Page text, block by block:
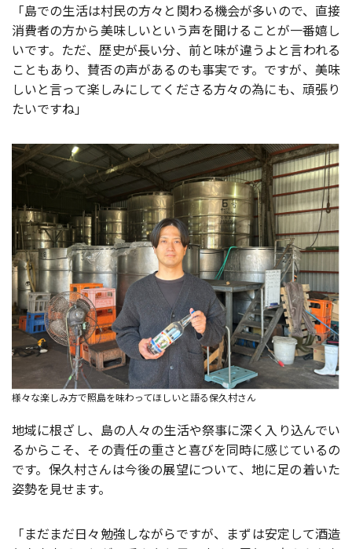
「島での生活は村民の方々と関わる機会が多いので、直接
消費者の方から美味しいという声を聞けることが一番嬉し
いです。ただ、歴史が長い分、前と味が違うよと言われる
こともあり、賛否の声があるのも事実です。ですが、美味
しいと言って楽しみにしてくださる方々の為にも、頑張り
たいですね」
様々な楽しみ方で照島を味わってほしいと語る保久村さん
地域に根ざし、島の人々の生活や祭事に深く入り込んでい
るからこそ、その責任の重さと喜びを同時に感じているの
です。保久村さんは今後の展望について、地に足の着いた
姿勢を見せます。
「まだまだ日々勉強しながらですが、まずは安定して酒造